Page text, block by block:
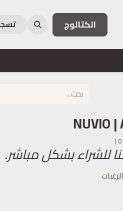
الكتالوج
NUVIO
للشراء بشكل مباشر.